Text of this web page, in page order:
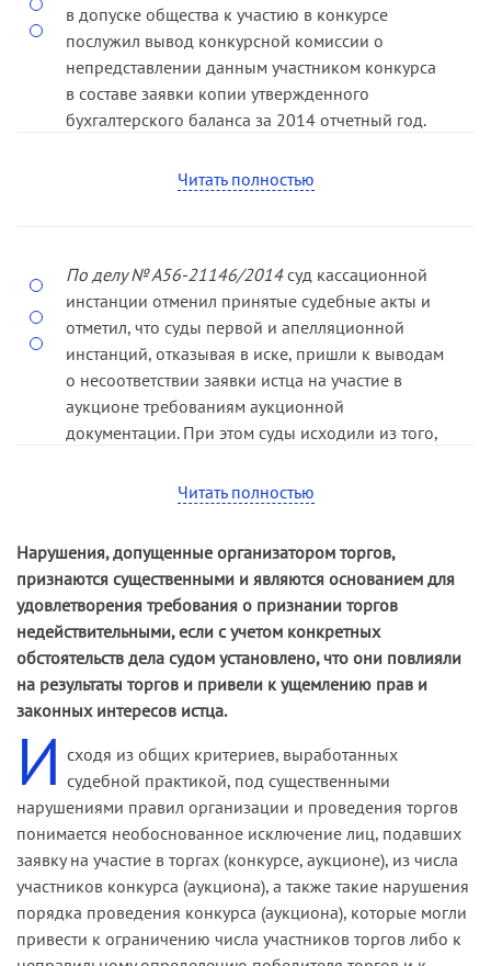
При таких обстоятельствах суд округа пришел к
выводу о заключении государственного
контракта в нарушение норм, предусмотренных
Законом № 94-ФЗ, в связи с чем, руководствуясь
пунктом 5 части 1 статьи 287 АПК РФ, отменил
силе решение суда первой инстанции.
в допуске общества к участию в конкурсе
послужил вывод конкурсной комиссии о
непредставлении данным участником конкурса
в составе заявки копии утвержденного
бухгалтерского баланса за 2014 отчетный год.
при подаче заявки в числе прочих документов
год, подписанного его генеральным директором
с отметкой налогового органа о принятии
данного баланса.
Суды двух инстанций, оценив представленные в
материалы дела доказательства (в том числе
копию утвержденного бухгалтерского баланса,
копию протокола годового общего собрания
что основания для отказа к допуску общества на
положений подпункта 2 пункта 53 Правил
проведения органом местного самоуправления
открытого конкурса по отбору управляющей
организации для управления многоквартирным
домом (утверждены постановлением
Правительства Российской Федерации от
06.02.06 № 75) отсутствовали. В связи с этим
истца. Суд округа согласился с позицией судов
первой и апелляционной инстанций.
Читать полностью
По делу № А56-21146/2014суд кассационной
инстанции отменил принятые судебные акты и
отметил, что суды первой и апелляционной
инстанций, отказывая в иске, пришли к выводам
о несоответствии заявки истца на участие в
аукционе требованиям аукционной
документации. При этом суды исходили из того,
подтверждающей перечисление задатка,
отсутствует печать и подпись должностного лица
Между тем ни в Методических указаниях по
подготовке, организации и проведению
аукционов по продаже права на заключение
договоров аренды лесных участков,
находящихся в государственной или
муниципальной собственности, либо права на
насаждений в соответствии со статьями 78–80
Лесного кодекса Российской Федерации
(утверждены приказом Министерства сельского
хозяйства Российской Федерации от 24.02.09 №
75), ни в аукционной документации не
содержится требований к оформлению выписки
с банковского счета заявителя, в частности о
том, что такая выписка должна быть подписана
Читать полностью
Нарушения, допущенные организатором торгов,
признаются существенными и являются основанием для
удовлетворения требования о признании торгов
недействительными, если с учетом конкретных
обстоятельств дела судом установлено, что они повлияли
на результаты торгов и привели к ущемлению прав и
законных интересов истца.
И сходя из общих критериев, выработанных
судебной практикой, под существенными
нарушениями правил организации и проведения торгов
понимается необоснованное исключение лиц, подавших
заявку на участие в торгах (конкурсе, аукционе), из числа
участников конкурса (аукциона), а также такие нарушения
порядка проведения конкурса (аукциона), которые могли
привести к ограничению числа участников торгов либо к